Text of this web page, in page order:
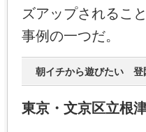
ズアップされるこ
事例の一つだ。
朝イチから遊びたい 登
東京・文京区立根